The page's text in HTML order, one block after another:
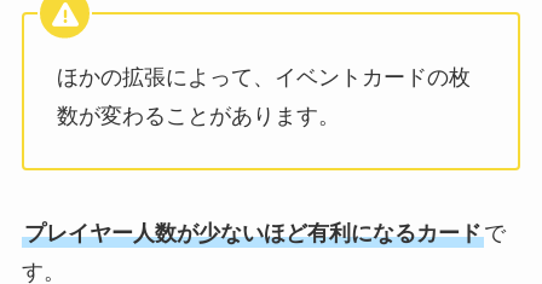
ほかの拡張によって、イベントカードの枚
数が変わることがあります。
プレイヤー人数が少ないほど有利になるカードで
す。